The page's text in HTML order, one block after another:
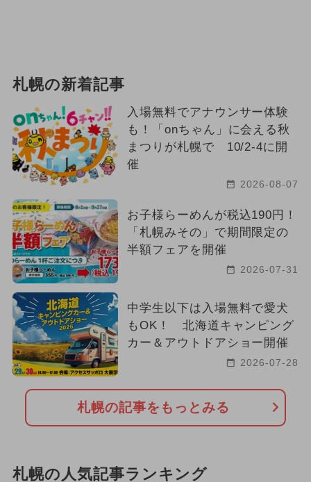
札幌の新着記事
入場無料でアナウンサー体験
も！「onちゃん」に会える秋
まつりが札幌で 10/2-4に開
催
2026-08-07
お子様らーめんが税込190円！
「札幌みその」で期間限定の
半額フェアを開催
2026-07-31
中学生以下は入場無料で愛犬
もOK！ 北海道キャンピング
カー＆アウトドアショー開催
2026-07-28
札幌の記事をもっとみる
札幌の人気記事ランキング